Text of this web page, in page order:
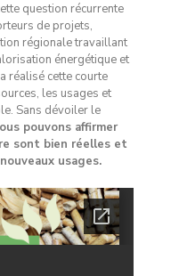
question récurrente
de projets,
régionale travaillant
énergétique et
réalisé cette courte
les usages et
Sans dévoiler le
pouvons affirmer
sont bien réelles et
usages.